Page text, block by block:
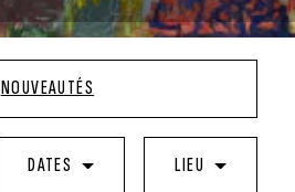
DATES LIEU
NOUVEAUTÉS